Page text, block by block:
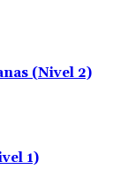
(Nivel 2)
1)